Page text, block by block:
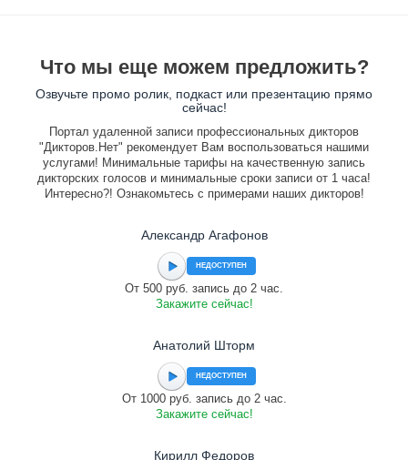
Что мы еще можем предложить?
Озвучьте промо ролик, подкаст или презентацию прямо
сейчас!
Портал удаленной записи профессиональных дикторов
"Дикторов.Нет" рекомендует Вам воспользоваться нашими
услугами! Минимальные тарифы на качественную запись
дикторских голосов и минимальные сроки записи от 1 часа!
Интересно?! Ознакомьтесь с примерами наших дикторов!
Александр Агафонов
НЕДОСТУПЕН
От 500 руб. запись до 2 час.
Закажите сейчас!
Анатолий Шторм
НЕДОСТУПЕН
От 1000 руб. запись до 2 час.
Закажите сейчас!
Кирилл Федоров